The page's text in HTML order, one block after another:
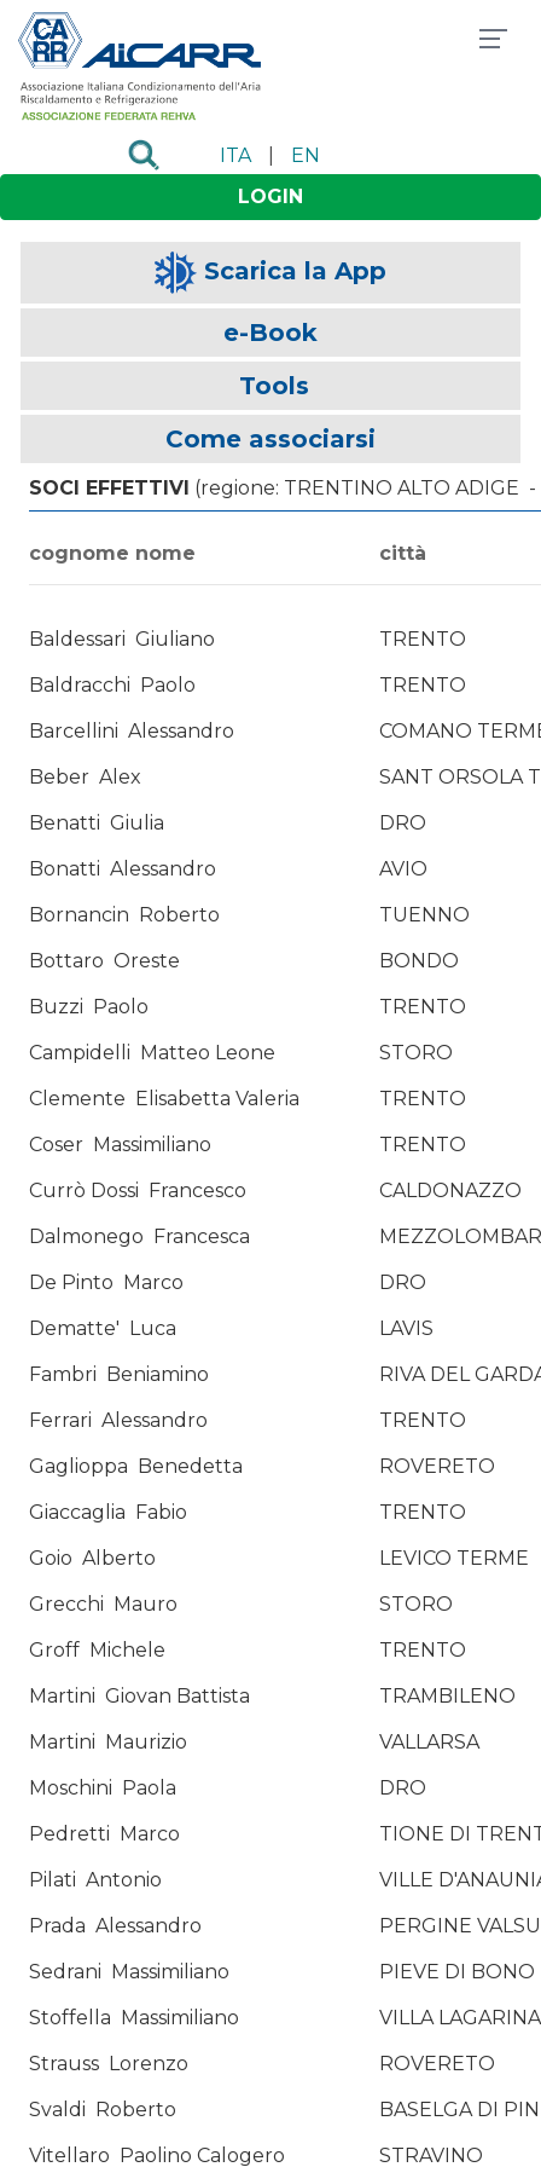
ITA
EN
LOGIN
Scarica la App
e-Book
Tools
Come associarsi
SOCI EFFETTIVI (regione: TRENTINO ALTO ADIGE
cognome nome città
Baldessari Giuliano
TRENTO
Baldracchi Paolo
TRENTO
Barcellini Alessandro
COMANO
Beber Alex
SANT ORSOLA
Benatti Giulia
DRO
Bonatti Alessandro
AVIO
Bornancin Roberto
TUENNO
Bottaro Oreste
BONDO
Buzzi Paolo
TRENTO
Campidelli Matteo Leone
STORO
Clemente Elisabetta Valeria
TRENTO
Coser Massimiliano
TRENTO
Currò Dossi Francesco
CALDONAZZO
Dalmonego Francesca
De Pinto Marco
DRO
Dematte' Luca
LAVIS
Fambri Beniamino
RIVA DEL
Ferrari Alessandro
TRENTO
Gaglioppa Benedetta
ROVERETO
Giaccaglia Fabio
TRENTO
Goio Alberto
LEVICO TERME
Grecchi Mauro
STORO
Groff Michele
TRENTO
Martini Giovan Battista
TRAMBILENO
Martini Maurizio
VALLARSA
Moschini Paola
DRO
Pedretti Marco
TIONE DI
Pilati Antonio
VILLE
Prada Alessandro
PERGINE
Sedrani Massimiliano
PIEVE DI BONO
Stoffella Massimiliano
VILLA LAGARINA
Strauss Lorenzo
ROVERETO
Svaldi Roberto
BASELGA DI
Vitellaro Paolino Calogero STRAVINO